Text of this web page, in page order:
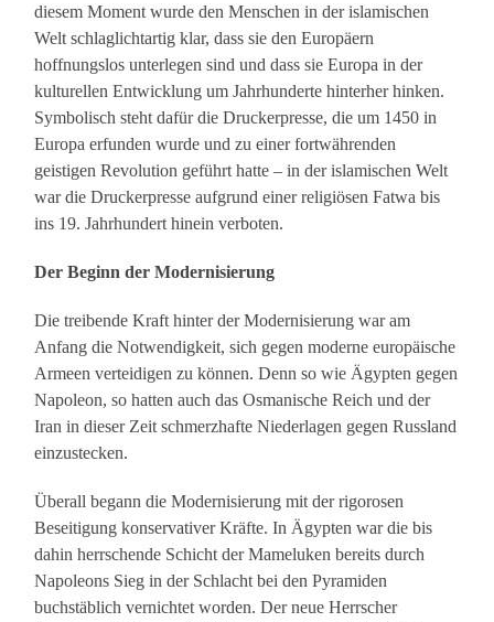
diesem Moment wurde den Menschen in der islamischen
Welt schlaglichtartig klar, dass sie den Europäern
hoffnungslos unterlegen sind und dass sie Europa in der
kulturellen Entwicklung um Jahrhunderte hinterher hinken.
Symbolisch steht dafür die Druckerpresse, die um 1450 in
Europa erfunden wurde und zu einer fortwährenden
geistigen Revolution geführt hatte – in der islamischen Welt
war die Druckerpresse aufgrund einer religiösen Fatwa bis
ins 19. Jahrhundert hinein verboten.
Der Beginn der Modernisierung
Die treibende Kraft hinter der Modernisierung war am
Anfang die Notwendigkeit, sich gegen moderne europäische
Armeen verteidigen zu können. Denn so wie Ägypten gegen
Napoleon, so hatten auch das Osmanische Reich und der
Iran in dieser Zeit schmerzhafte Niederlagen gegen Russland
einzustecken.
Überall begann die Modernisierung mit der rigorosen
Beseitigung konservativer Kräfte. In Ägypten war die bis
dahin herrschende Schicht der Mameluken bereits durch
Napoleons Sieg in der Schlacht bei den Pyramiden
buchstäblich vernichtet worden. Der neue Herrscher